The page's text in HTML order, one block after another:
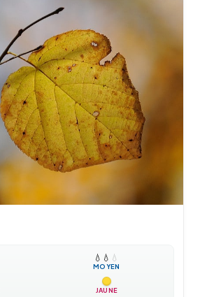
💧 💧 💧
MOYEN
JAUNE